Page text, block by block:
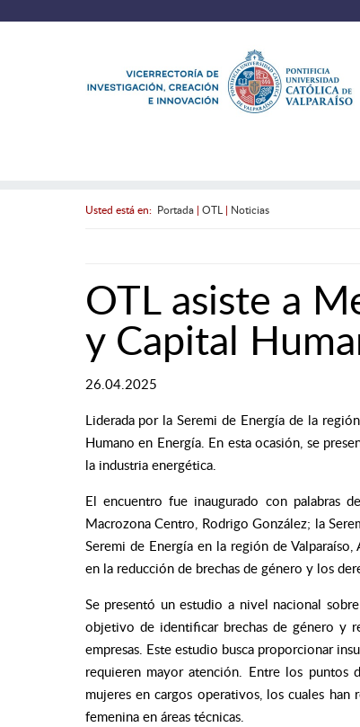
Usted está en: Portada| OTL | Noticias
OTL asiste a
y Capital
26.04.2025
Liderada por la Seremi de Energía de la
Humano en Energía. En esta ocasión, se
la industria energética.
El encuentro fue inaugurado con palabras
Macrozona Centro, Rodrigo González; la
Seremi de Energía en la región de
en la reducción de brechas de género y los
Se presentó un estudio a nivel nacional
objetivo de identificar brechas de género y
empresas. Este estudio busca proporcionar
requieren mayor atención. Entre los puntos
mujeres en cargos operativos, los cuales
femenina en áreas técnicas.